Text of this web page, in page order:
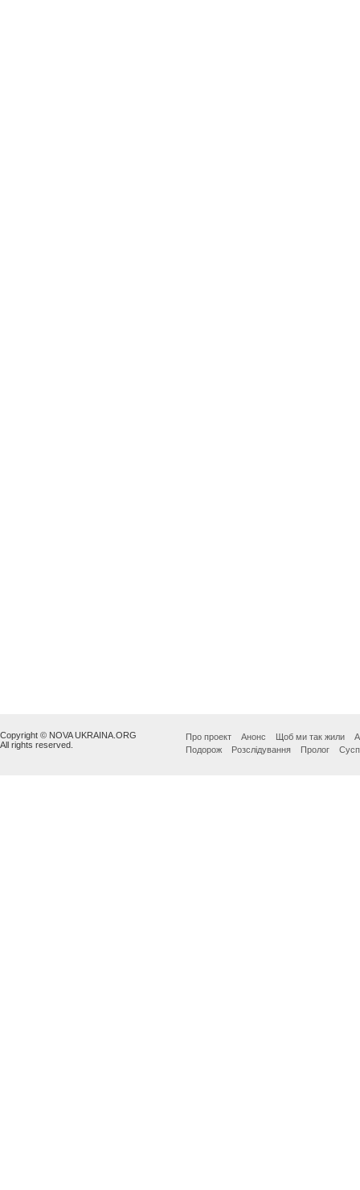
Copyright © NOVA UKRAINA.ORG
All rights reserved.
Про проект Анонс Щоб ми так жили
Подорож
Розслідування Пролог